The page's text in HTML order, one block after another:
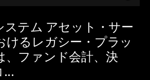
ステム アセット・サー
けるレガシー・プラッ
、ファンド会計、決
...